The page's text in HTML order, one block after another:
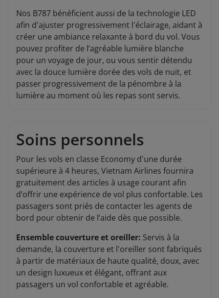
Nos B787 bénéficient aussi de la technologie LED
afin d'ajuster progressivement l'éclairage, aidant à
créer une ambiance relaxante à bord du vol. Vous
pouvez profiter de l’agréable lumière blanche
pour un voyage de jour, ou vous sentir détendu
avec la douce lumière dorée des vols de nuit, et
passer progressivement de la pénombre à la
lumière au moment où les repas sont servis.
Soins personnels
Pour les vols en classe Economy d'une durée
supérieure à 4 heures, Vietnam Airlines fournira
gratuitement des articles à usage courant afin
d’offrir une expérience de vol plus confortable. Les
passagers sont priés de contacter les agents de
bord pour obtenir de l’aide dès que possible.
Ensemble couverture et oreiller: Servis à la
demande, la couverture et l'oreiller sont fabriqués
à partir de matériaux de haute qualité, doux, avec
un design luxueux et élégant, offrant aux
passagers un vol confortable et agréable.